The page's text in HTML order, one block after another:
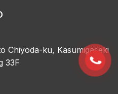
Chiyoda-ku, Kasumigaseki
33F